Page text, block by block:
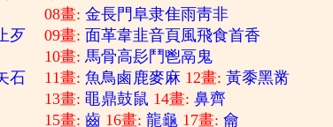
歹
石
08畫:金長門阜隶隹雨靑非
09畫: 面革韋韭音頁風飛食首香
10畫:馬骨高髟 鬥鬯鬲 鬼
11畫:魚鳥鹵鹿麥麻 12畫:黃黍黑黹
13畫:黽鼎鼓鼠 14畫:鼻齊
15畫:齒 16畫:龍龜 17畫:龠